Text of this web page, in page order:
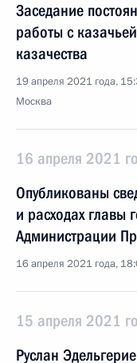
Заседание
работы с
казачества
19 апреля 2021 года,
Москва
16 апреля 2021
Опубликованы
и расходах главы
Администрации
16 апреля 2021 года,
15 апреля 2021
Руслан